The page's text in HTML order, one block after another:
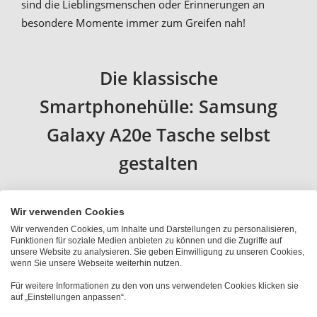
sind die Lieblingsmenschen oder Erinnerungen an
besondere Momente immer zum Greifen nah!
Die klassische
Smartphonehülle: Samsung
Galaxy A20e Tasche selbst
gestalten
Der Klassiker ist das Hard Case, mit dem du die
Rückwand und die Seitenränder deines Smartphones
schützt. Du kannst bei uns eine solche Samsung Galaxy
A20e Tasche selbst gestalten. Dein Foto oder deinen
Fotoqualitätauf die Smartphonehülle. Die
Wir verwenden Cookies
Wir verwenden Cookies, um Inhalte und Darstellungen zu personalisieren,
Funktionen für soziale Medien anbieten zu können und die Zugriffe auf
unsere Website zu analysieren. Sie geben Einwilligung zu unseren Cookies,
wenn Sie unsere Webseite weiterhin nutzen.
Für weitere Informationen zu den von uns verwendeten Cookies klicken sie
auf „Einstellungen anpassen“.